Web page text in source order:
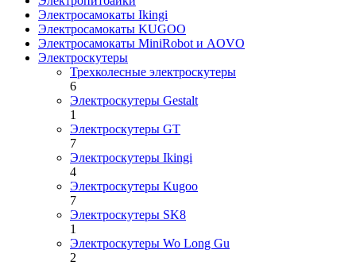
Электросамокаты Ikingi
Электросамокаты KUGOO
Электросамокаты MiniRobot и AOVO
Электроскутеры
Трехколесные электроскутеры
6
Электроскутеры Gestalt
1
Электроскутеры GT
7
Электроскутеры Ikingi
4
Электроскутеры Kugoo
7
Электроскутеры SK8
1
Электроскутеры Wo Long Gu
2